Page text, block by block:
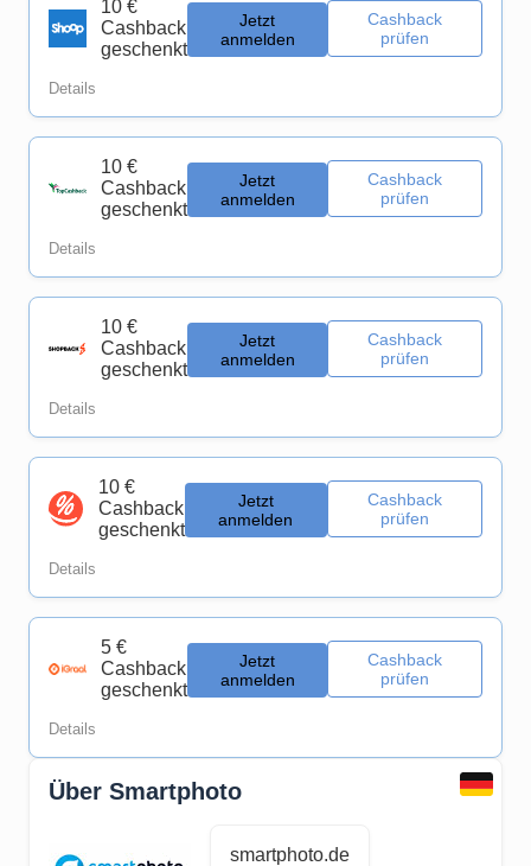
10 €
Cashback
geschenkt
Jetzt
anmelden
Cashback
prüfen
Details
10 €
Cashback
geschenkt
Jetzt
anmelden
Cashback
prüfen
Details
10 €
Cashback
geschenkt
Jetzt
anmelden
Cashback
prüfen
Details
10 €
Cashback
geschenkt
Jetzt
anmelden
Cashback
prüfen
Details
5 €
Cashback
geschenkt
Jetzt
anmelden
Cashback
prüfen
Details
Über Smartphoto
smartphoto.de